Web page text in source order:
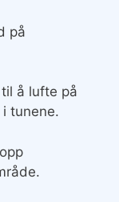
på
å lufte på
tunene.